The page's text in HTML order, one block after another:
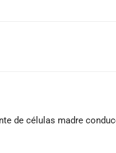
de células madre